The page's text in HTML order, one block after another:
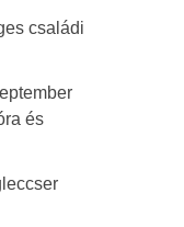
családi
és